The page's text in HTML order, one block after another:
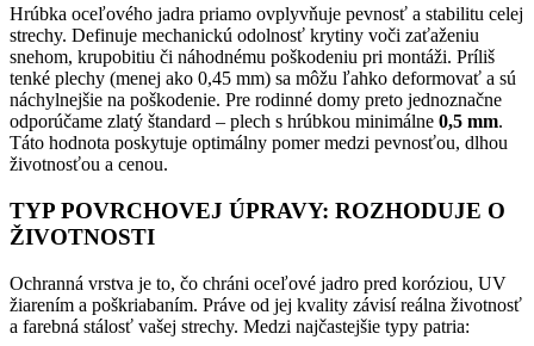
Hrúbka oceľového jadra priamo ovplyvňuje pevnosť a stabilitu celej
strechy. Definuje mechanickú odolnosť krytiny voči zaťaženiu
snehom, krupobitiu či náhodnému poškodeniu pri montáži. Príliš
tenké plechy (menej ako 0,45 mm) sa môžu ľahko deformovať a sú
náchylnejšie na poškodenie. Pre rodinné domy preto jednoznačne
odporúčame zlatý štandard – plech s hrúbkou minimálne 0,5 mm.
Táto hodnota poskytuje optimálny pomer medzi pevnosťou, dlhou
životnosťou a cenou.
TYP POVRCHOVEJ ÚPRAVY: ROZHODUJE O
ŽIVOTNOSTI
Ochranná vrstva je to, čo chráni oceľové jadro pred koróziou, UV
žiarením a poškriabaním. Práve od jej kvality závisí reálna životnosť
a farebná stálosť vašej strechy. Medzi najčastejšie typy patria: